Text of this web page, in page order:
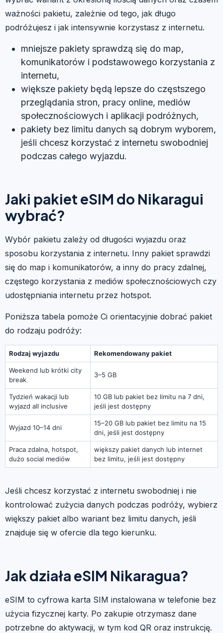
ważności pakietu, zależnie od tego, jak długo
podróżujesz i jak intensywnie korzystasz z internetu.
mniejsze pakiety sprawdzą się do map,
komunikatorów i podstawowego korzystania z
internetu,
większe pakiety będą lepsze do częstszego
przeglądania stron, pracy online, mediów
społecznościowych i aplikacji podróżnych,
pakiety bez limitu danych są dobrym wyborem,
jeśli chcesz korzystać z internetu swobodniej
podczas całego wyjazdu.
Jaki pakiet eSIM do Nikaragui
wybrać?
Wybór pakietu zależy od długości wyjazdu oraz
sposobu korzystania z internetu. Inny pakiet sprawdzi
się do map i komunikatorów, a inny do pracy zdalnej,
częstego korzystania z mediów społecznościowych czy
udostępniania internetu przez hotspot.
Poniższa tabela pomoże Ci orientacyjnie dobrać pakiet
do rodzaju podróży:
Rodzaj wyjazdu Rekomendowany pakiet
Weekend lub krótki city
break
3–5 GB
Tydzień wakacji lub
wyjazd all inclusive
10 GB lub pakiet bez limitu na 7 dni,
jeśli jest dostępny
Wyjazd 10–14 dni
15–20 GB lub pakiet bez limitu na 15
dni, jeśli jest dostępny
Praca zdalna, hotspot,
dużo social mediów
większy pakiet danych lub internet
bez limitu, jeśli jest dostępny
Jeśli chcesz korzystać z internetu swobodniej i nie
kontrolować zużycia danych podczas podróży, wybierz
większy pakiet albo wariant bez limitu danych, jeśli
znajduje się w ofercie dla tego kierunku.
Jak działa eSIM Nikaragua?
eSIM to cyfrowa karta SIM instalowana w telefonie bez
użycia fizycznej karty. Po zakupie otrzymasz dane
potrzebne do aktywacji, w tym kod QR oraz instrukcję.